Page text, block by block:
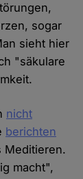
sogar
sieht hier
"säkulare
nicht
berichten
Meditieren.
macht",